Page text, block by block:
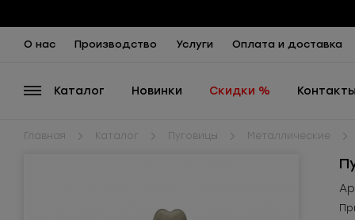
О нас Производство Услуги Оплата и доставка
Каталог Новинки Скидки %
Главная Каталог Пуговицы Металлические